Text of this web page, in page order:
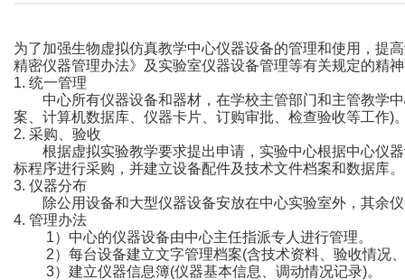
为了加强生物虚拟仿真教学中心仪器设备的管理和使用，提
精密仪器管理办法》及实验室仪器设备管理等有关规定的精
1. 统一管理
中心所有仪器设备和器材，在学校主管部门和主管教学中
案、计算机数据库、仪器卡片、订购审批、检查验收等工作)
2. 采购、验收
根据虚拟实验教学要求提出申请，实验中心根据中心仪器
标程序进行采购，并建立设备配件及技术文件档案和数据库。
3. 仪器分布
除公用设备和大型仪器设备安放在中心实验室外，其余仪
4. 管理办法
1）中心的仪器设备由中心主任指派专人进行管理。
2）每台设备建立文字管理档案(含技术资料、验收情况、
3）建立仪器信息簿(仪器基本信息、调动情况记录)。